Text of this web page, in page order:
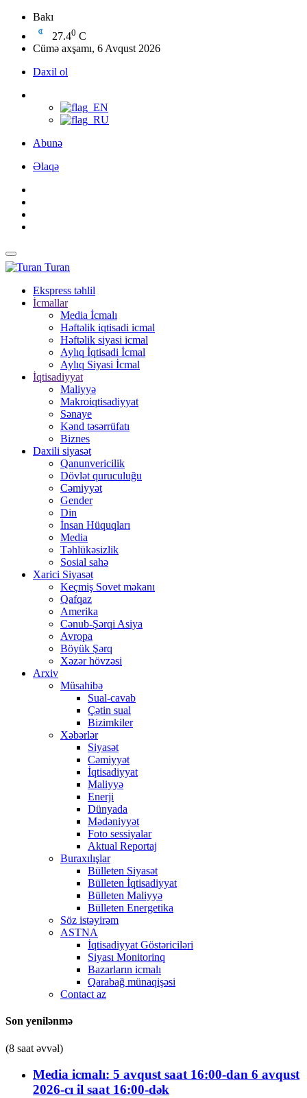
Bakı
27.40 C
Cümə axşamı, 6 Avqust 2026
Daxil ol
Abunə
Əlaqə
Turan
Ekspress təhlil
İcmallar
Media İcmalı
Həftəlik iqtisadi icmal
Həftəlik siyasi icmal
Aylıq İqtisadi İcmal
Aylıq Siyasi İcmal
İqtisadiyyat
Maliyyə
Makroiqtisadiyyat
Sənaye
Kənd təsərrüfatı
Biznes
Daxili siyasət
Qanunvericilik
Dövlət quruculuğu
Cəmiyyət
Gender
Din
İnsan Hüquqları
Media
Təhlükəsizlik
Sosial sahə
Xarici Siyasət
Keçmiş Sovet məkanı
Qafqaz
Amerika
Cənub-Şərqi Asiya
Avropa
Böyük Şərq
Xəzər hövzəsi
Arxiv
Müsahibə
Sual-cavab
Çətin sual
Bizimkiler
Xəbərlər
Siyasət
Cəmiyyət
İqtisadiyyat
Maliyyə
Enerji
Dünyada
Mədəniyyət
Foto sessiyalar
Aktual Reportaj
Buraxılışlar
Bülleten Siyasət
Bülleten İqtisadiyyat
Bülleten Maliyyə
Bülleten Energetika
Söz istəyirəm
ASTNA
İqtisadiyyat Göstəriciləri
Siyası Monitorinq
Bazarların icmalı
Qarabağ münaqişəsi
Contact az
Son yenilənmə
(8 saat əvvəl)
Media icmalı: 5 avqust saat 16:00-dan 6 avqust
2026-cı il saat 16:00-dək